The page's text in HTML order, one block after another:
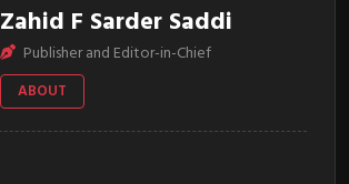
Zahid F Sarder Saddi
Publisher and Editor-in-Chief
ABOUT